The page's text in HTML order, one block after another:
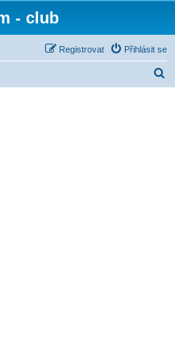
- club
Přihlásit se
Registrovat